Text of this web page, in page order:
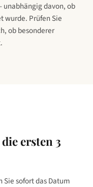
davon, ob
wurde. Prüfen Sie
ob besonderer
ersten 3
Sie sofort das Datum